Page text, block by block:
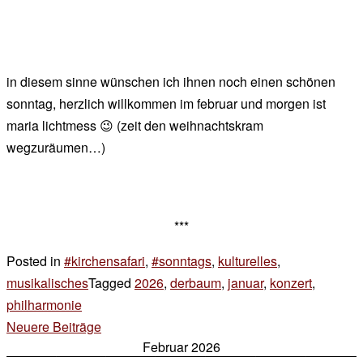
in diesem sinne wünschen ich ihnen noch einen schönen
sonntag, herzlich willkommen im februar und morgen ist
maria lichtmess 😉 (zeit den weihnachtskram
wegzuräumen…)
***
Posted in #kirchensafari, #sonntags, kulturelles,
musikalischesTagged 2026, derbaum, januar, konzert,
philharmonie
zu
Beitragsnavigation
Neuere Beiträge
Februar 2026